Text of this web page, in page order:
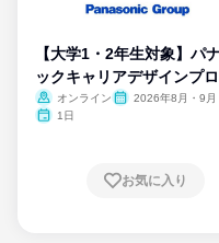
【大学1・2年生対象】パ
ックキャリアデザインプ
ム
オンライン
2026年8月・9月
1日
お気に入り